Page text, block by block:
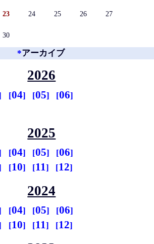
23 24 25 26 27
30
*アーカイブ
2026
04 05
06
2025
04 05
06
10 11 12
2024
04 05
06
10 11 12